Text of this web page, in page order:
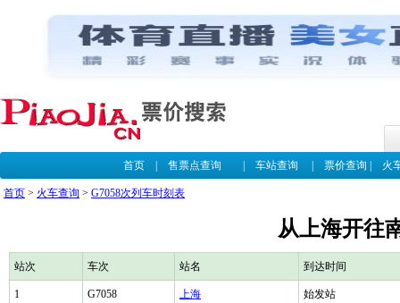
首页| 售票点查询 车站查询 票价查询 火
首页 > 火车查询 > G7058次列车时刻表
从上海开往
站次 车次 站名 到达时间
1 G7058 上海 始发站